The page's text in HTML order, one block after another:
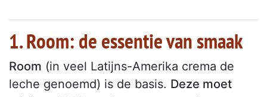
1. Room: de essentie van smaak
Room (in veel Latijns-Amerika crema de
leche genoemd) is de basis. Deze moet